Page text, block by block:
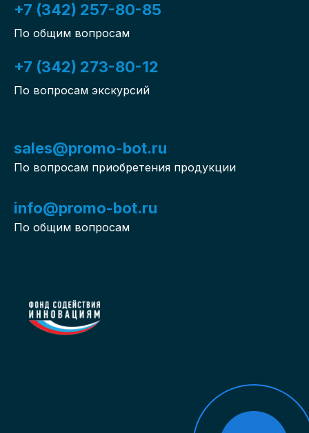
+7 (342) 257-80-85
По общим вопросам
+7 (342) 273-80-12
По вопросам экскурсий
sales@promo-bot.ru
По вопросам приобретения продукции
info@promo-bot.ru
По общим вопросам